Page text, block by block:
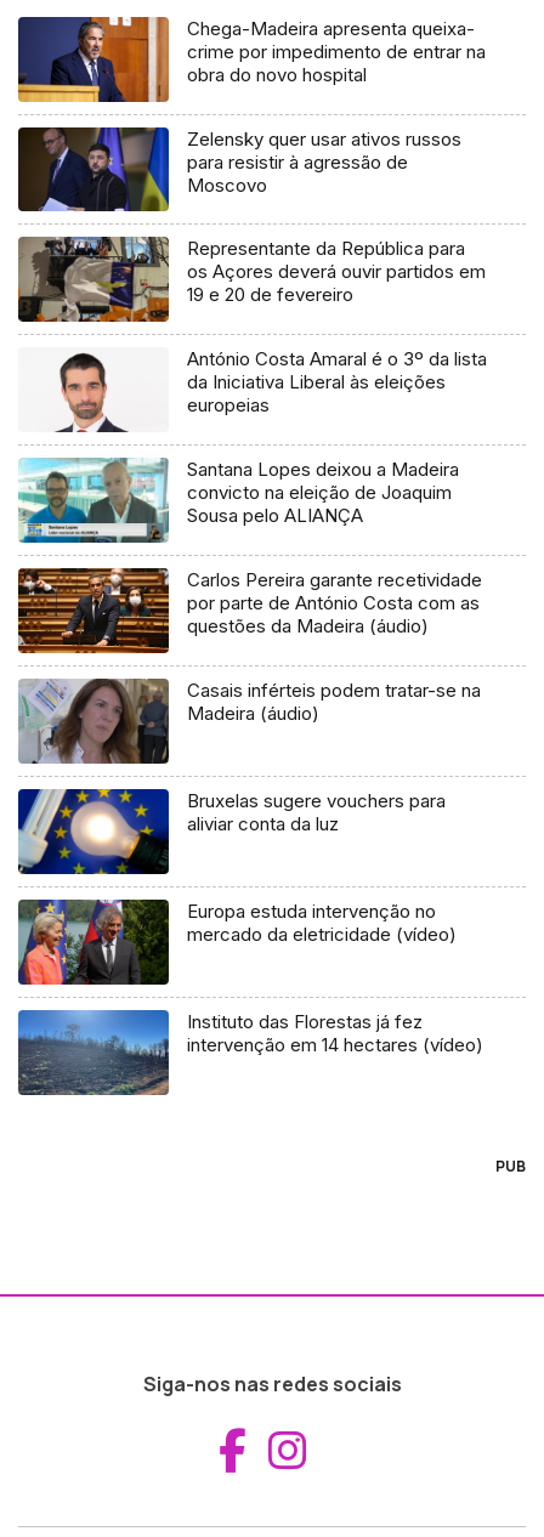
Chega-Madeira apresenta queixa-
crime por impedimento de entrar na
obra do novo hospital
Zelensky quer usar ativos russos
para resistir à agressão de
Moscovo
Representante da República para
os Açores deverá ouvir partidos em
19 e 20 de fevereiro
António Costa Amaral é o 3º da lista
da Iniciativa Liberal às eleições
europeias
Santana Lopes deixou a Madeira
convicto na eleição de Joaquim
Sousa pelo ALIANÇA
Carlos Pereira garante recetividade
por parte de António Costa com as
questões da Madeira (áudio)
Casais inférteis podem tratar-se na
Madeira (áudio)
Bruxelas sugere vouchers para
aliviar conta da luz
Europa estuda intervenção no
mercado da eletricidade (vídeo)
Instituto das Florestas já fez
intervenção em 14 hectares (vídeo)
PUB
Siga-nos nas redes sociais
Aceder ao